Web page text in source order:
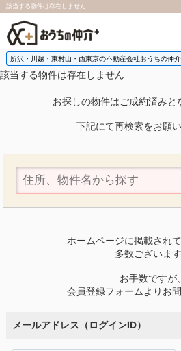
該当する物件は存在しません
所沢・川越・東村山・西東京の不動産会社おうちの仲
該当する物件は存在しません
お探しの物件はご成約済みと
下記にて再検索をお願い
ホームページに掲載され
多数ございます
お手数ですが、
会員登録フォームよりお問
メールアドレス（ログインID）